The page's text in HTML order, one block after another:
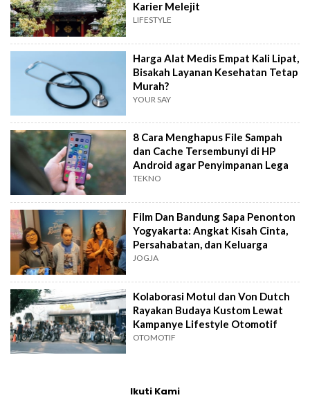
Karier Melejit
LIFESTYLE
Harga Alat Medis Empat Kali Lipat,
Bisakah Layanan Kesehatan Tetap
Murah?
YOUR SAY
8 Cara Menghapus File Sampah
dan Cache Tersembunyi di HP
Android agar Penyimpanan Lega
TEKNO
Film Dan Bandung Sapa Penonton
Yogyakarta: Angkat Kisah Cinta,
Persahabatan, dan Keluarga
JOGJA
Kolaborasi Motul dan Von Dutch
Rayakan Budaya Kustom Lewat
Kampanye Lifestyle Otomotif
OTOMOTIF
Ikuti Kami